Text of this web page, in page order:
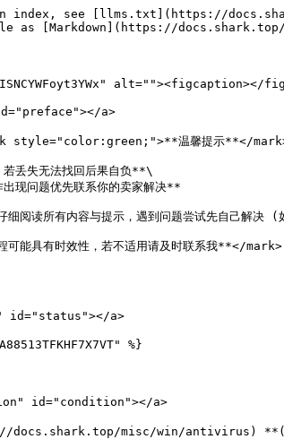
index, see [llms.txt](https://
as [Markdown](https://
alt=""><figcaption></
a>
style="color:green;">**温馨提示**</
丢失无法找回后果自负**\
现问题优先联系你的卖家解决**
所有内容与提示，遇到问题尝试先自己解决
有时效性，若不适用请及时联系我**</mark>
id="status"></a>
%}
id="condition"></a>
docs.shark.top/misc/win/antivirus) **(若